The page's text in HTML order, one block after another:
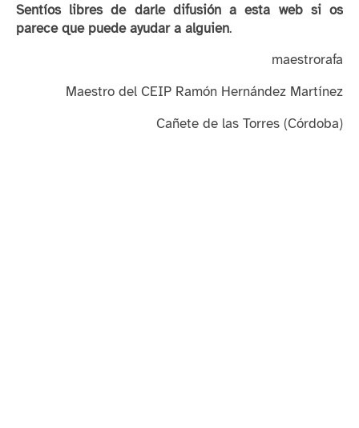
Sentíos libres de darle difusión a esta web si os
parece que puede ayudar a alguien.
maestrorafa
Maestro del CEIP Ramón Hernández Martínez
Cañete de las Torres (Córdoba)